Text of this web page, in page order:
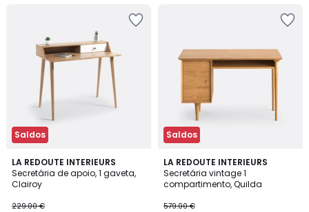
Saldos
LA REDOUTE INTERIEURS
Secretária de apoio, 1 gaveta,
Clairoy
229.00 €
4,2
/ 5
Saldos
LA REDOUTE INTERIEURS
Secretária vintage 1
compartimento, Quilda
579.00 €
4
/
5